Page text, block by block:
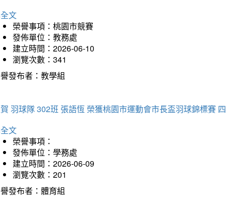
文
榮譽事項：桃園市競賽
發佈單位：教務處
建立時間：2026-06-10
瀏覽次數：341
發布者：教學組
羽球隊 302班 張語恆 榮獲桃園市運動會市長盃羽球錦標賽
文
榮譽事項：
發佈單位：學務處
建立時間：2026-06-09
瀏覽次數：201
發布者：體育組